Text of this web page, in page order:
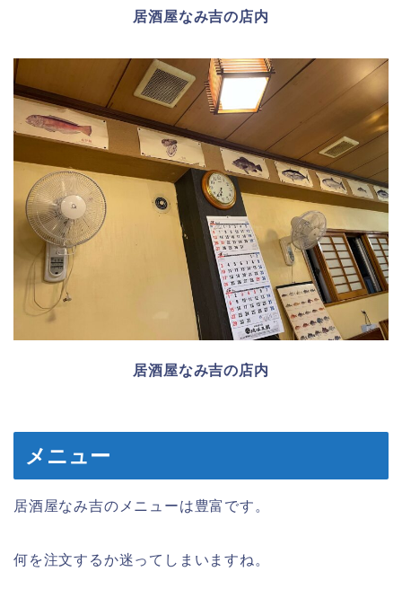
居酒屋なみ吉の店内
居酒屋なみ吉の店内
メニュー
居酒屋なみ吉のメニューは豊富です。
何を注文するか迷ってしまいますね。